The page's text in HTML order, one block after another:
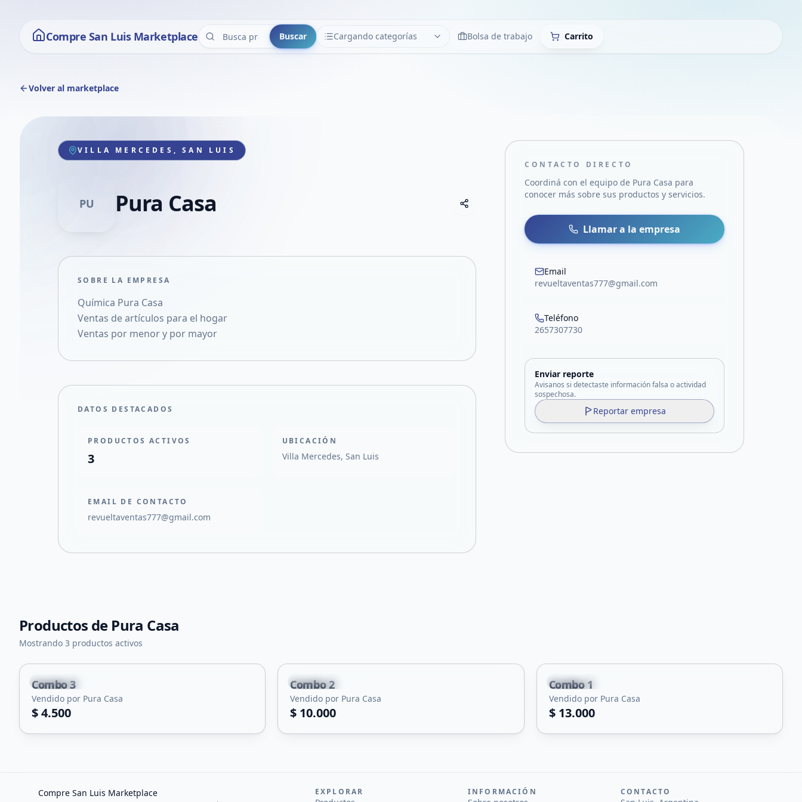
Compre San Luis Marketplace Buscar Cargando categorías
CATEGORÍAS LimpiarBolsa de trabajo Carrito
Volver al marketplace
VILLA MERCEDES, SAN LUIS
PU Pura Casa Compartir empresa
Compartir por WhatsApp
Compartir por mail
Compartir en Facebook
SOBRE LA EMPRESA
Química Pura Casa
Ventas de artículos para el hogar
Ventas por menor y por mayor
DATOS DESTACADOS
PRODUCTOS ACTIVOS
3
UBICACIÓN
Villa Mercedes, San Luis
EMAIL DE CONTACTO
revueltaventas777@gmail.com
CONTACTO DIRECTO
Coordiná con el equipo de Pura Casa para
conocer más sobre sus productos y servicios.
Llamar a la empresa
Email
revueltaventas777@gmail.com
Teléfono
2657307730
Enviar reporte
Avisanos si detectaste información falsa o actividad
sospechosa.
Reportar empresa
Productos de Pura Casa
Mostrando 3 productos activos
Villa Mercedes
Combo 3
Vendido por Pura Casa
$ 4.500
Villa Mercedes
Combo 2
Vendido por Pura Casa
$ 10.000
Villa Mercedes
Combo 1
Vendido por Pura Casa
$ 13.000
Compre San Luis Marketplace
EXPLORAR INFORMACIÓN CONTACTO